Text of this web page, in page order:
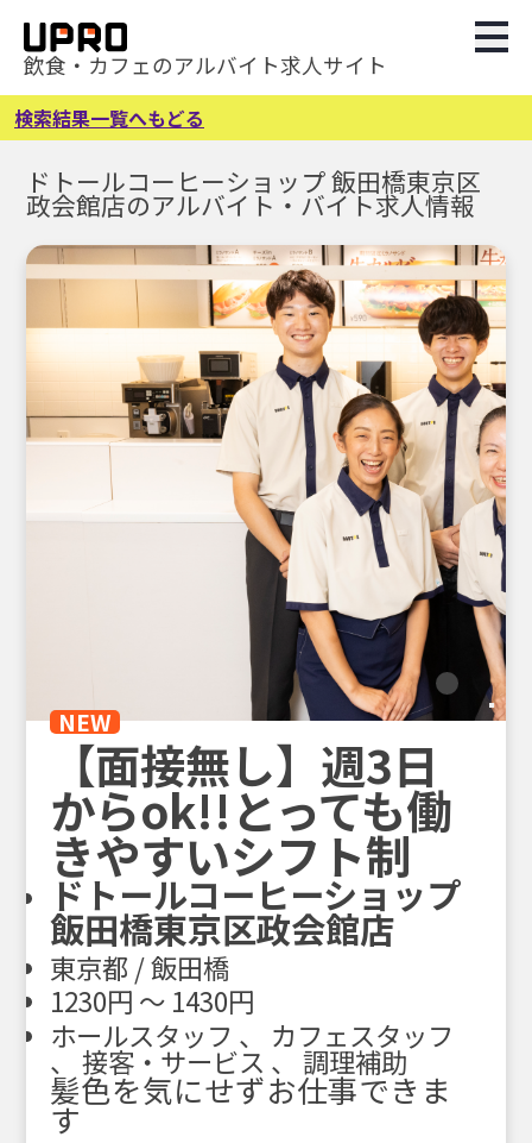
飲食・カフェのアルバイト求人サイト
検索結果一覧へもどる
ドトールコーヒーショップ 飯田橋東京区
政会館店のアルバイト・バイト求人情報
NEW
【面接無し】週3日
からok!!とっても働
きやすいシフト制
ドトールコーヒーショップ
飯田橋東京区政会館店
東京都 / 飯田橋
1230円 〜 1430円
ホールスタッフ 、 カフェスタッフ
、 接客・サービス 、 調理補助
髪色を気にせずお仕事できま
す